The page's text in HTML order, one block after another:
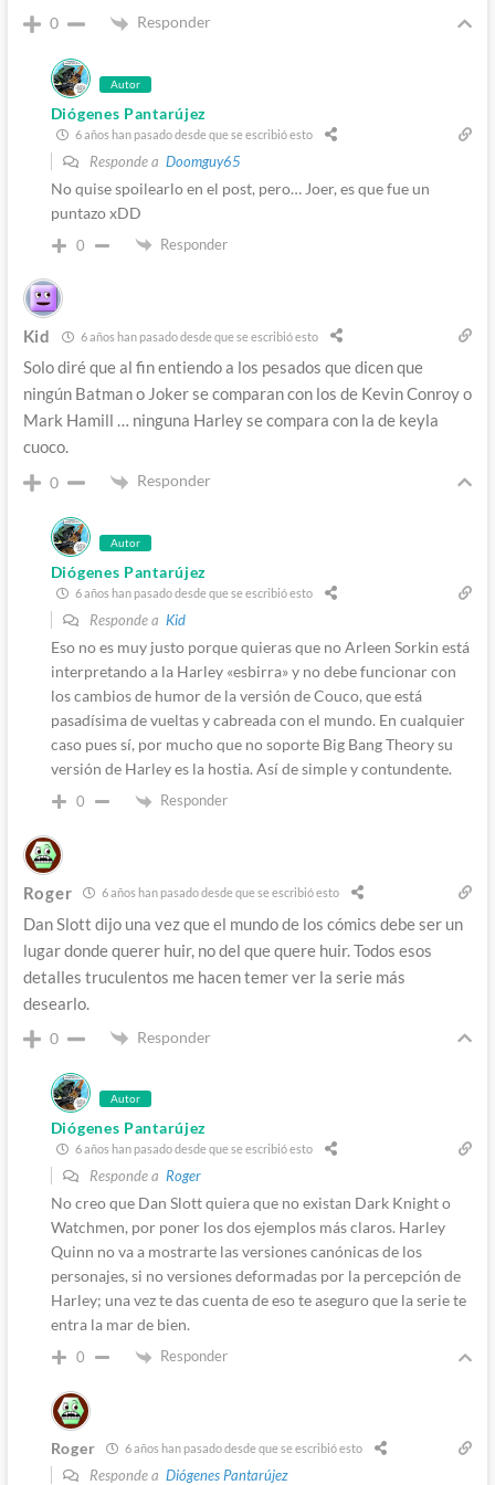
0 Responder
Autor
Diógenes Pantarújez
6 años han pasado desde que se escribió esto
Responde a Doomguy65
No quise spoilearlo en el post, pero… Joer, es que fue un
puntazo xDD
0 Responder
Kid 6 años han pasado desde que se escribió esto
Solo diré que al fin entiendo a los pesados que dicen que
ningún Batman o Joker se comparan con los de Kevin Conroy o
Mark Hamill … ninguna Harley se compara con la de keyla
cuoco.
0 Responder
Autor
Diógenes Pantarújez
6 años han pasado desde que se escribió esto
Responde a Kid
Eso no es muy justo porque quieras que no Arleen Sorkin está
interpretando a la Harley «esbirra» y no debe funcionar con
los cambios de humor de la versión de Couco, que está
pasadísima de vueltas y cabreada con el mundo. En cualquier
caso pues sí, por mucho que no soporte Big Bang Theory su
versión de Harley es la hostia. Así de simple y contundente.
0 Responder
Roger 6 años han pasado desde que se escribió esto
Dan Slott dijo una vez que el mundo de los cómics debe ser un
lugar donde querer huir, no del que quere huir. Todos esos
detalles truculentos me hacen temer ver la serie más
desearlo.
0 Responder
Autor
Diógenes Pantarújez
6 años han pasado desde que se escribió esto
Responde a Roger
No creo que Dan Slott quiera que no existan Dark Knight o
Watchmen, por poner los dos ejemplos más claros. Harley
Quinn no va a mostrarte las versiones canónicas de los
personajes, si no versiones deformadas por la percepción de
Harley; una vez te das cuenta de eso te aseguro que la serie te
entra la mar de bien.
0 Responder
Roger 6 años han pasado desde que se escribió esto
Responde a Diógenes Pantarújez